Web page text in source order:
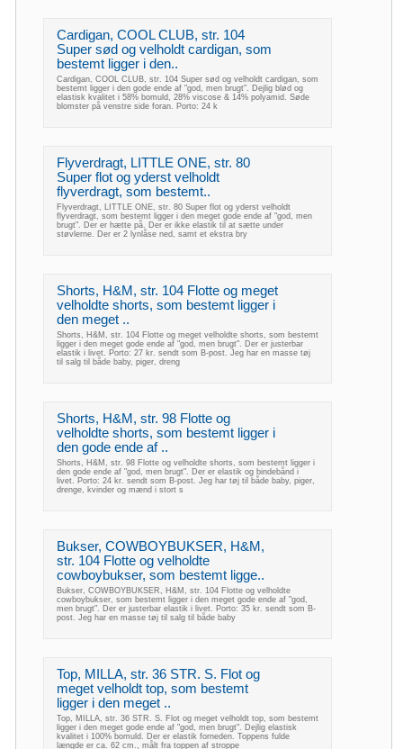
Cardigan, COOL CLUB, str. 104
Super sød og velholdt cardigan, som
bestemt ligger i den..
Cardigan, COOL CLUB, str. 104 Super sød og velholdt cardigan, som
bestemt ligger i den gode ende af "god, men brugt". Dejlig blød og
elastisk kvalitet i 58% bomuld, 28% viscose & 14% polyamid. Søde
blomster på venstre side foran. Porto: 24 k
Flyverdragt, LITTLE ONE, str. 80
Super flot og yderst velholdt
flyverdragt, som bestemt..
Flyverdragt, LITTLE ONE, str. 80 Super flot og yderst velholdt
flyverdragt, som bestemt ligger i den meget gode ende af "god, men
brugt". Der er hætte på. Der er ikke elastik til at sætte under
støvlerne. Der er 2 lynlåse ned, samt et ekstra bry
Shorts, H&M, str. 104 Flotte og meget
velholdte shorts, som bestemt ligger i
den meget ..
Shorts, H&M, str. 104 Flotte og meget velholdte shorts, som bestemt
ligger i den meget gode ende af "god, men brugt". Der er justerbar
elastik i livet. Porto: 27 kr. sendt som B-post. Jeg har en masse tøj
til salg til både baby, piger, dreng
Shorts, H&M, str. 98 Flotte og
velholdte shorts, som bestemt ligger i
den gode ende af ..
Shorts, H&M, str. 98 Flotte og velholdte shorts, som bestemt ligger i
den gode ende af "god, men brugt". Der er elastik og bindebånd i
livet. Porto: 24 kr. sendt som B-post. Jeg har tøj til både baby, piger,
drenge, kvinder og mænd i stort s
Bukser, COWBOYBUKSER, H&M,
str. 104 Flotte og velholdte
cowboybukser, som bestemt ligge..
Bukser, COWBOYBUKSER, H&M, str. 104 Flotte og velholdte
cowboybukser, som bestemt ligger i den meget gode ende af "god,
men brugt". Der er justerbar elastik i livet. Porto: 35 kr. sendt som B-
post. Jeg har en masse tøj til salg til både baby
Top, MILLA, str. 36 STR. S. Flot og
meget velholdt top, som bestemt
ligger i den meget ..
Top, MILLA, str. 36 STR. S. Flot og meget velholdt top, som bestemt
ligger i den meget gode ende af "god, men brugt". Dejlig elastisk
kvalitet i 100% bomuld. Der er elastik forneden. Toppens fulde
længde er ca. 62 cm., målt fra toppen af stroppe